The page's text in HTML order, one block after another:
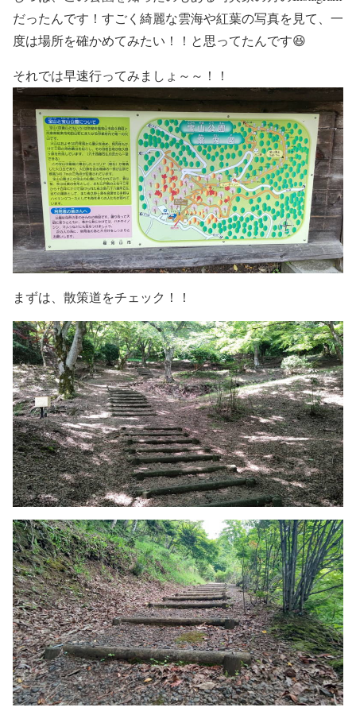
だったんです！すごく綺麗な雲海や紅葉の写真を見て、一
度は場所を確かめてみたい！！と思ってたんです😆
それでは早速行ってみましょ～～！！
まずは、散策道をチェック！！